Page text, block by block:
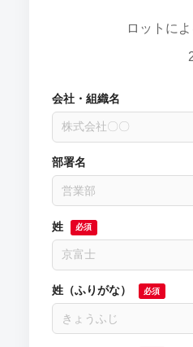
我が家の脱プラ生活
ロットに
会社・組織名
部署名
姓 必須
姓（ふりがな） 必須